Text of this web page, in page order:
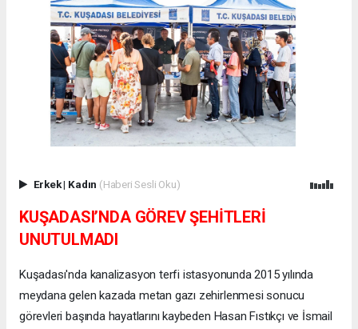
Erkek| Kadın (Haberi Sesli Oku)
KUŞADASI’NDA GÖREV ŞEHİTLERİ
UNUTULMADI
Kuşadası'nda kanalizasyon terfi istasyonunda 2015 yılında
meydana gelen kazada metan gazı zehirlenmesi sonucu
görevleri başında hayatlarını kaybeden Hasan Fıstıkçı ve İsmail